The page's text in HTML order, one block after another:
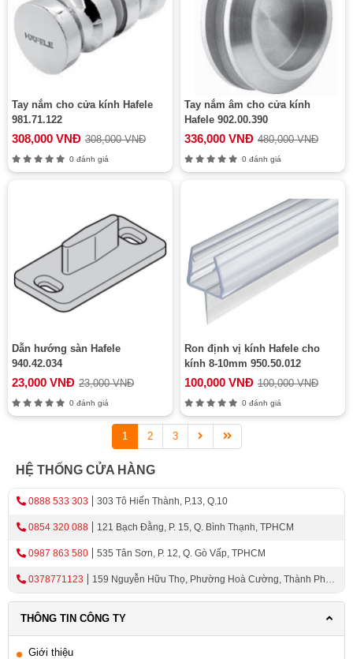
Tay nắm cho cửa kính Hafele
981.71.122
308,000 VNĐ 308,000 VNĐ
0 đánh giá
Tay nắm âm cho cửa kính
Hafele 902.00.390
336,000 VNĐ 480,000 VNĐ
0 đánh giá
Dẫn hướng sàn Hafele
940.42.034
23,000 VNĐ 23,000 VNĐ
0 đánh giá
Ron định vị kính Hafele cho
kính 8-10mm 950.50.012
100,000 VNĐ 100,000 VNĐ
0 đánh giá
1 2 3
HỆ THỐNG CỬA HÀNG
0888 533 303 303 Tô Hiến Thành, P.13, Q.10
0854 320 088 121 Bạch Đằng, P. 15, Q. Bình Thạnh, TPHCM
0987 863 580 535 Tân Sơn, P. 12, Q. Gò Vấp, TPHCM
0378771123
159 Nguyễn Hữu Thọ, Phường Hoà Cường, Thành Phố
THÔNG TIN CÔNG TY
Giới thiệu